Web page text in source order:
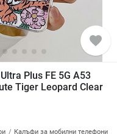
favorite
Plus FE 5G A53
Tiger Leopard Clear
Калъфи за мобилни телефони